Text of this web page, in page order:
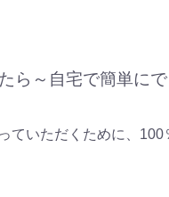
ら～自宅で簡単に
ていただくために、